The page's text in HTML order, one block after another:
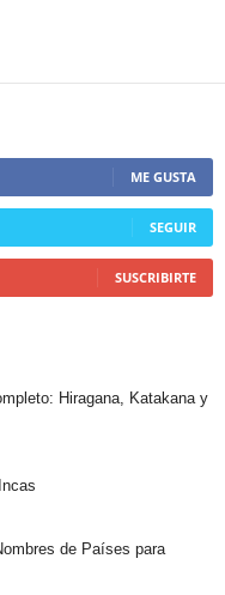
ME GUSTA
SEGUIR
SUSCRIBIRTE
Hiragana, Katakana y
de Países para